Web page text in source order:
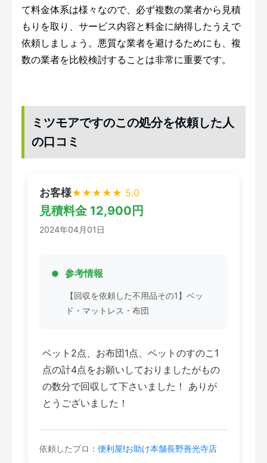
て料金体系は様々なので、必ず複数の業者から見積
もりを取り、サービス内容と料金に納得したうえで
依頼しましょう。悪質な業者を避けるためにも、複
数の業者を比較検討することは非常に重要です。
ミツモアですのこの処分を依頼した人
の口コミ
お客様★★★★★ 5.0
見積料金 12,900円
2024年04月01日
参考情報
【回収を依頼した不用品その1】ベッ
ド・マットレス・布団
ベット2点、お布団1点、ベットのすのこ1
点の計4点をお願いしておりましたがもの
の数分で回収して下さいました！ ありが
とうございました！
依頼したプロ： 便利屋!お助け本舗長野善光寺店